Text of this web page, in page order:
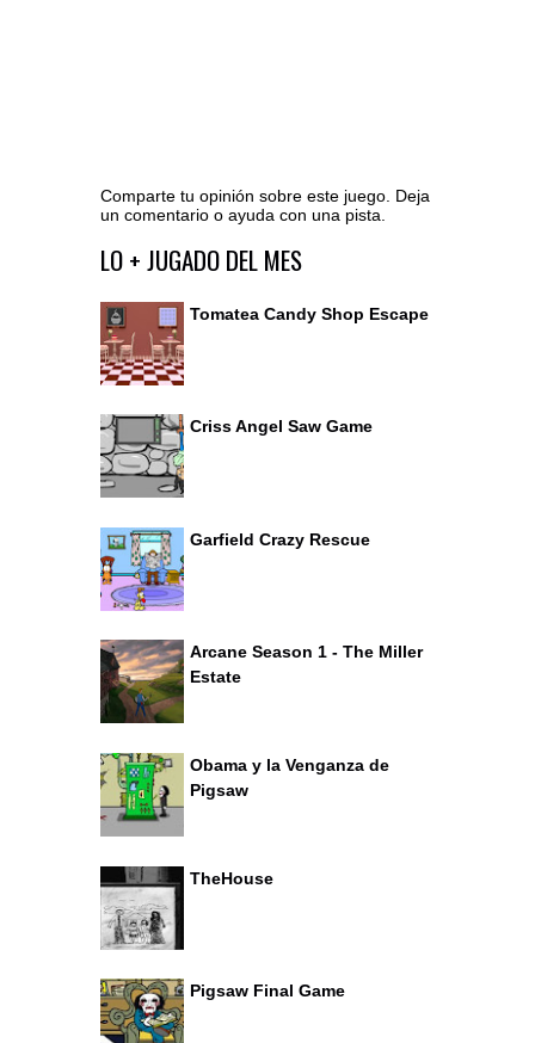
Comparte tu opinión sobre este juego. Deja
un comentario o ayuda con una pista.
Ir al editor de comentarios
LO + JUGADO DEL MES
Tomatea Candy Shop Escape
Criss Angel Saw Game
Garfield Crazy Rescue
Arcane Season 1 - The Miller
Estate
Obama y la Venganza de
Pigsaw
TheHouse
Pigsaw Final Game